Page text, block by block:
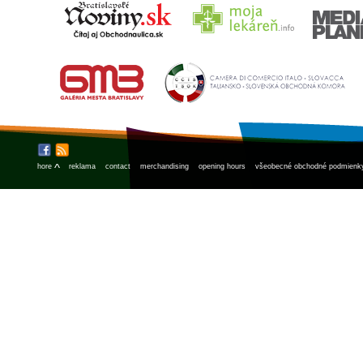
hore ^ reklama contact merchandising opening hours všeobecné obchodné